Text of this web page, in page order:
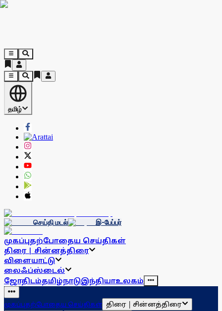
தமிழ்
செய்தி மடல் இ-பேப்பர்
முகப்புதற்போதைய செய்திகள்
திரை | சின்னத்திரை
விளையாட்டு
லைஃப்ஸ்டைல்
ஜோதிடம்தமிழ்நாடுஇந்தியாஉலகம்
முகப்புதற்போதைய செய்திகள் திரை | சின்னத்திரை